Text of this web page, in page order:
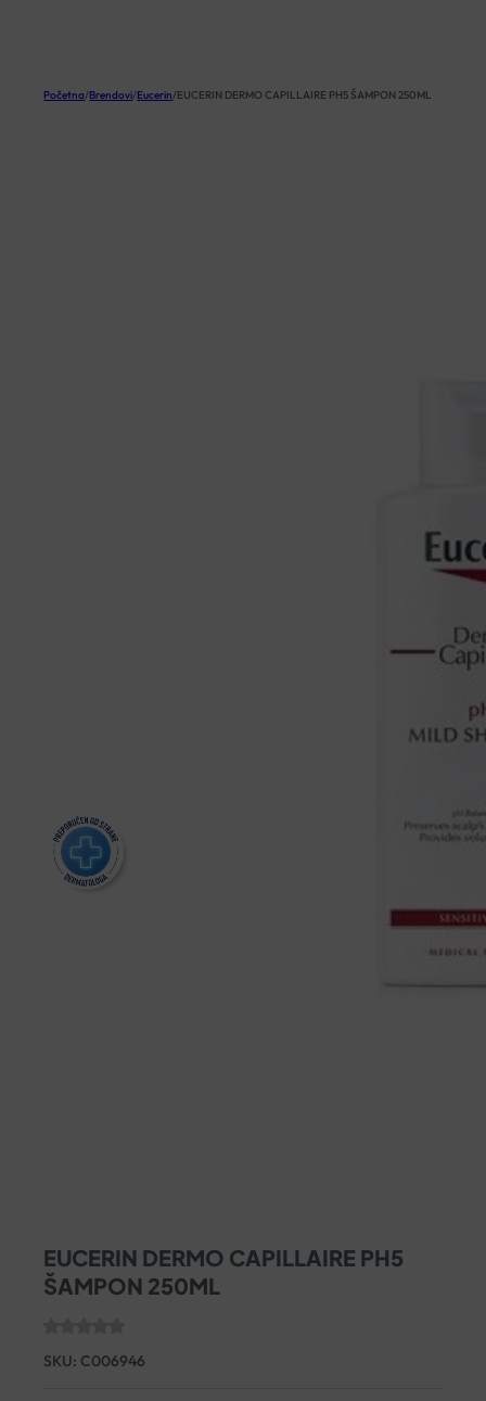
Početna/Brendovi/Eucerin/EUCERIN DERMO CAPILLAIRE PH5 ŠAMPON 250ML
EUCERIN DERMO CAPILLAIRE PH5
ŠAMPON 250ML
SKU: C006946